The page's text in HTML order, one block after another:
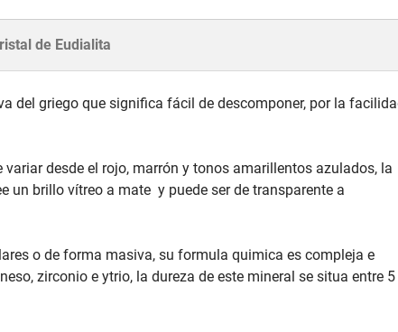
de Eudialita
del griego que significa fácil de descomponer, por la
desde el rojo, marrón y tonos amarillentos azulados, la
un brillo vítreo a mate y puede ser de transparente a
o de forma masiva, su formula quimica es compleja e
zirconio e ytrio, la dureza de este mineral se situa entre